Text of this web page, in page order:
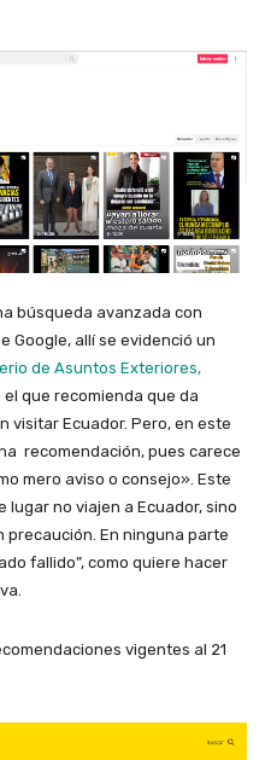
búsqueda avanzada con
Google, allí se evidenció un
de Asuntos Exteriores,
el que recomienda que da
visitar Ecuador. Pero, en este
recomendación, pues carece
mero aviso o consejo». Este
lugar no viajen a Ecuador, sino
precaución. En ninguna parte
fallido”, como quiere hacer
vigentes al 21